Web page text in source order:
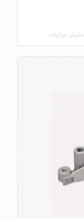
نمایش جزئیات